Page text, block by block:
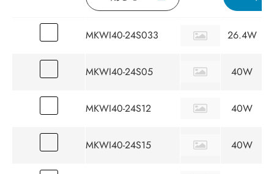
MKWI40-24S033 26.4W
MKWI40-24S05 40W
MKWI40-24S12 40W
MKWI40-24S15 40W